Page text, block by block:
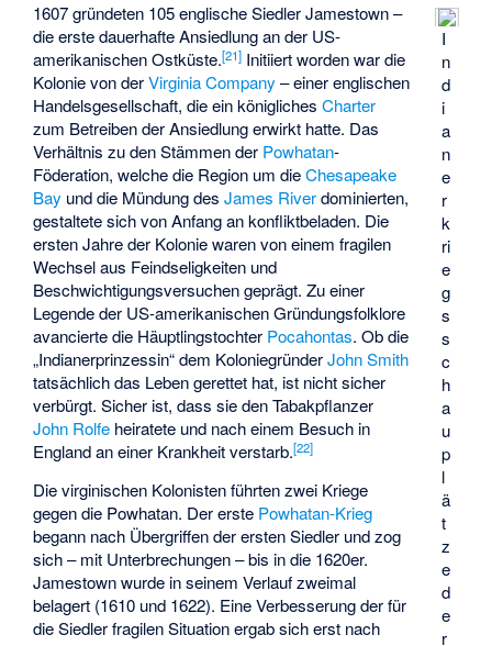
I
n
d
i
a
n
e
r
k
ri
e
g
s
s
c
h
a
u
p
l
ä
t
z
e
d
e
r
1607 gründeten 105 englische Siedler Jamestown –
die erste dauerhafte Ansiedlung an der US-
amerikanischen Ostküste.[21] Initiiert worden war die
Kolonie von derVirginia Company – einer englischen
Handelsgesellschaft, die ein königlichesCharter
zum Betreiben der Ansiedlung erwirkt hatte. Das
Verhältnis zu den Stämmen der Powhatan-
Föderation, welche die Region um dieChesapeake
Bay und die Mündung desJames Riverdominierten,
gestaltete sich von Anfang an konfliktbeladen. Die
ersten Jahre der Kolonie waren von einem fragilen
Wechsel aus Feindseligkeiten und
Beschwichtigungsversuchen geprägt. Zu einer
Legende der US-amerikanischen Gründungsfolklore
avancierte die Häuptlingstochter Pocahontas. Ob die
„Indianerprinzessin“ dem KoloniegründerJohn Smith
tatsächlich das Leben gerettet hat, ist nicht sicher
verbürgt. Sicher ist, dass sie den Tabakpflanzer
John Rolfe heiratete und nach einem Besuch in
England an einer Krankheit verstarb.[22]
Die virginischen Kolonisten führten zwei Kriege
gegen die Powhatan. Der erste Powhatan-Krieg
begann nach Übergriffen der ersten Siedler und zog
sich – mit Unterbrechungen – bis in die 1620er.
Jamestown wurde in seinem Verlauf zweimal
belagert (1610 und 1622). Eine Verbesserung der für
die Siedler fragilen Situation ergab sich erst nach